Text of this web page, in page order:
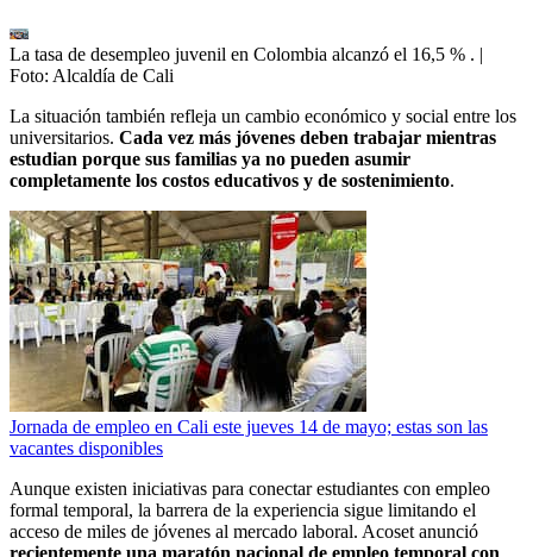
La tasa de desempleo juvenil en Colombia alcanzó el 16,5 % . |
Foto: Alcaldía de Cali
La situación también refleja un cambio económico y social entre los
universitarios. Cada vez más jóvenes deben trabajar mientras
estudian porque sus familias ya no pueden asumir
completamente los costos educativos y de sostenimiento.
Jornada de empleo en Cali este jueves 14 de mayo; estas son las
vacantes disponibles
Aunque existen iniciativas para conectar estudiantes con empleo
formal temporal, la barrera de la experiencia sigue limitando el
acceso de miles de jóvenes al mercado laboral. Acoset anunció
recientemente una maratón nacional de empleo temporal con